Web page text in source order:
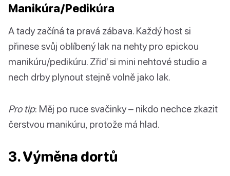
Manikúra/Pedikúra
A tady začíná ta pravá zábava. Každý host si
přinese svůj oblíbený lak na nehty pro epickou
manikúru/pedikúru. Zřiď si mini nehtové studio a
nech drby plynout stejně volně jako lak.
Pro tip: Měj po ruce svačinky – nikdo nechce zkazit
čerstvou manikúru, protože má hlad.
3. Výměna dortů